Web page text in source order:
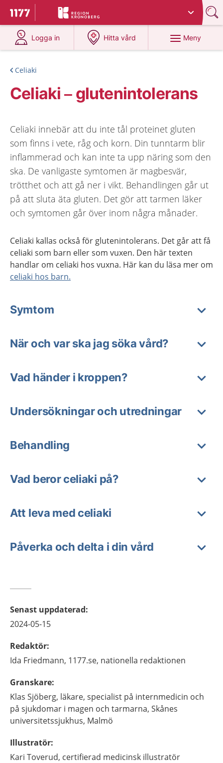
Till startsidan för 1177
Du har valt region
Logga in
på 1177.se
Hitta vård
på 1177.se
Meny
Celiaki
Celiaki – glutenintolerans
Celiaki innebär att du inte tål proteinet gluten
som finns i vete, råg och korn. Din tunntarm blir
inflammerad och kan inte ta upp näring som den
ska. De vanligaste symtomen är magbesvär,
trötthet och att gå ner i vikt. Behandlingen går ut
på att sluta äta gluten. Det gör att tarmen läker
och symtomen går över inom några månader.
Celiaki kallas också för glutenintolerans. Det går att få
celiaki som barn eller som vuxen. Den här texten
handlar om celiaki hos vuxna. Här kan du läsa mer om
celiaki hos barn.
Symtom
När och var ska jag söka vård?
Vad händer i kroppen?
Undersökningar och utredningar
Behandling
Vad beror celiaki på?
Att leva med celiaki
Påverka och delta i din vård
Senast uppdaterad:
2024-05-15
Redaktör:
Ida Friedmann, 1177.se, nationella redaktionen
Granskare:
Klas Sjöberg, läkare, specialist på internmedicin och
på sjukdomar i magen och tarmarna, Skånes
universitetssjukhus, Malmö
Illustratör:
Kari Toverud, certifierad medicinsk illustratör